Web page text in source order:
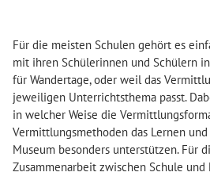
Für die meisten Schulen gehört es
mit ihren Schülerinnen und Schülern
für Wandertage, oder weil das
jeweiligen Unterrichtsthema passt.
in welcher Weise die
Vermittlungsmethoden das Lernen
Museum besonders unterstützen. Für
Zusammenarbeit zwischen Schule und